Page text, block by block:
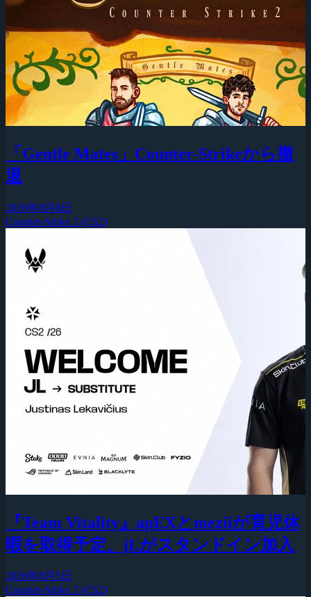
「Gentle Mates」Counter-Strikeから撤
退
2026年8月8日
Counter-Strike 2 (CS2)
『Team Vitality』apEXとmeziiが育児休
暇を取得予定、jLがスタンドイン加入
2026年8月5日
Counter-Strike 2 (CS2)